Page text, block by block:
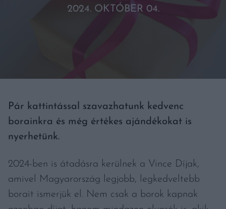
2024. OKTÓBER 04.
Pár kattintással szavazhatunk kedvenc
borainkra és még értékes ajándékokat is
nyerhetünk.
2024-ben is átadásra kerülnek a Vince Díjak,
amivel Magyarország legjobb, legkedveltebb
borait ismerjük el. Nem csak a borok kapnak